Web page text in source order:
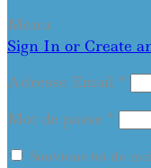
Menu
Sign In or Create
Adresse Email *
Mot de passe *
Souviens toi de